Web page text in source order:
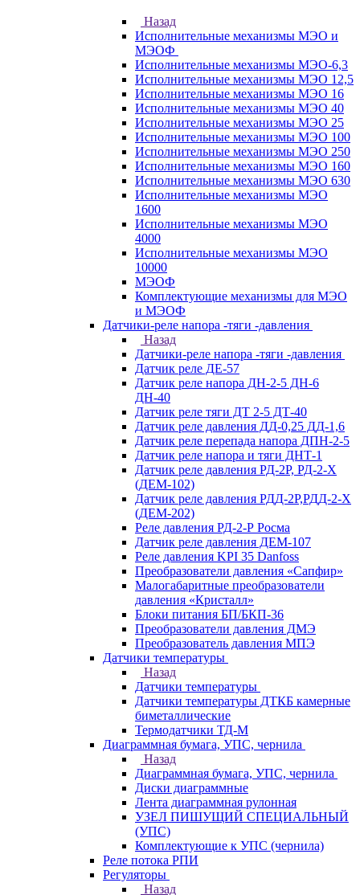
Назад
Исполнительные механизмы МЭО и
МЭОФ
Исполнительные механизмы МЭО-6,3
Исполнительные механизмы МЭО 12,5
Исполнительные механизмы МЭО 16
Исполнительные механизмы МЭО 40
Исполнительные механизмы МЭО 25
Исполнительные механизмы МЭО 100
Исполнительные механизмы МЭО 250
Исполнительные механизмы МЭО 160
Исполнительные механизмы МЭО 630
Исполнительные механизмы МЭО
1600
Исполнительные механизмы МЭО
4000
Исполнительные механизмы МЭО
10000
МЭОФ
Комплектующие механизмы для МЭО
и МЭОФ
Датчики-реле напора -тяги -давления
Назад
Датчики-реле напора -тяги -давления
Датчик реле ДЕ-57
Датчик реле напора ДН-2-5 ДН-6
ДН-40
Датчик реле тяги ДТ 2-5 ДТ-40
Датчик реле давления ДД-0,25 ДД-1,6
Датчик реле перепада напора ДПН-2-5
Датчик реле напора и тяги ДНТ-1
Датчик реле давления РД-2Р, РД-2-Х
(ДЕМ-102)
Датчик реле давления РДД-2Р,РДД-2-Х
(ДЕМ-202)
Реле давления РД-2-Р Росма
Датчик реле давления ДЕМ-107
Реле давления KPI 35 Danfoss
Преобразователи давления «Сапфир»
Малогабаритные преобразователи
давления «Кристалл»
Блоки питания БП/БКП-36
Преобразователи давления ДМЭ
Преобразователь давления МПЭ
Датчики температуры
Назад
Датчики температуры
Датчики температуры ДТКБ камерные
биметаллические
Термодатчики ТД-М
Диаграммная бумага, УПС, чернила
Назад
Диаграммная бумага, УПС, чернила
Диски диаграммные
Лента диаграммная рулонная
УЗЕЛ ПИШУЩИЙ СПЕЦИАЛЬНЫЙ
(УПС)
Комплектующие к УПС (чернила)
Реле потока РПИ
Регуляторы
Назад